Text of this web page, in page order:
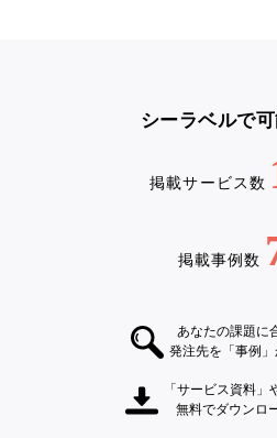
シーラベルで
掲載サービス数
掲載事例数
あなたの課題に
発注先を「事例」
「サービス資料」
無料でダウンロ